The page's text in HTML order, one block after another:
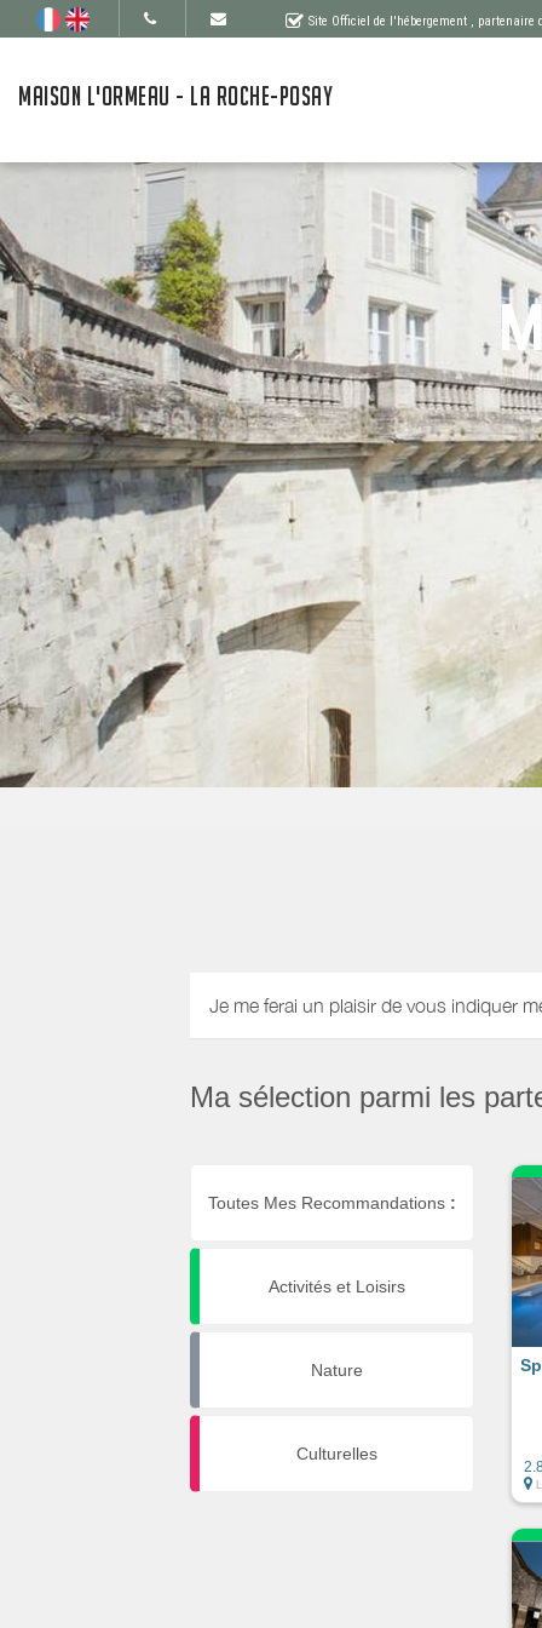
Site Officiel de l'hébergement , partenaire
MAISON L'ORMEAU - LA ROCHE-POSAY
Je me ferai un plaisir de vous indiquer
Ma sélection parmi les
Toutes Mes Recommandations :
Activités et Loisirs
Nature
Culturelles